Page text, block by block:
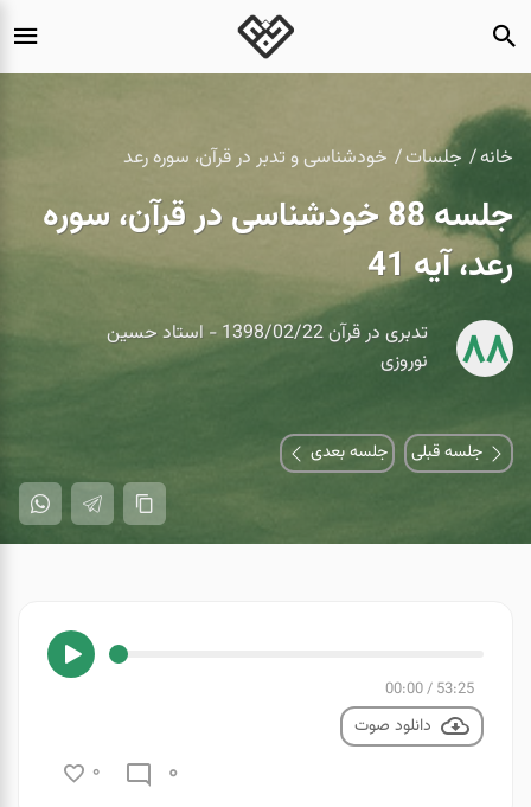
خانه جلسات خودشناسی و تدبر در قرآن، سوره رعد
جلسه 88 خودشناسی در قرآن، سوره
رعد، آیه 41
88
تدبری در قرآن 1398/02/22 - استاد حسین
نوروزی
جلسه قبلی جلسه بعدی
53:25
/
00:00
دانلود صوت
0
0